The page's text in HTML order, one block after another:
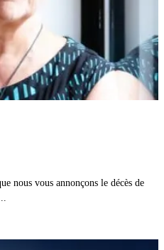
nous vous annonçons le décès de